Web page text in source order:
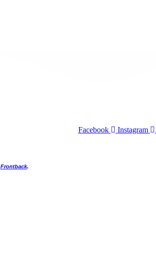
Facebook
Instagram
Frontback.